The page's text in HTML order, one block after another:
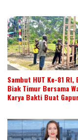
Sambut HUT Ke-81 RI,
Biak Timur Bersama
Karya Bakti Buat